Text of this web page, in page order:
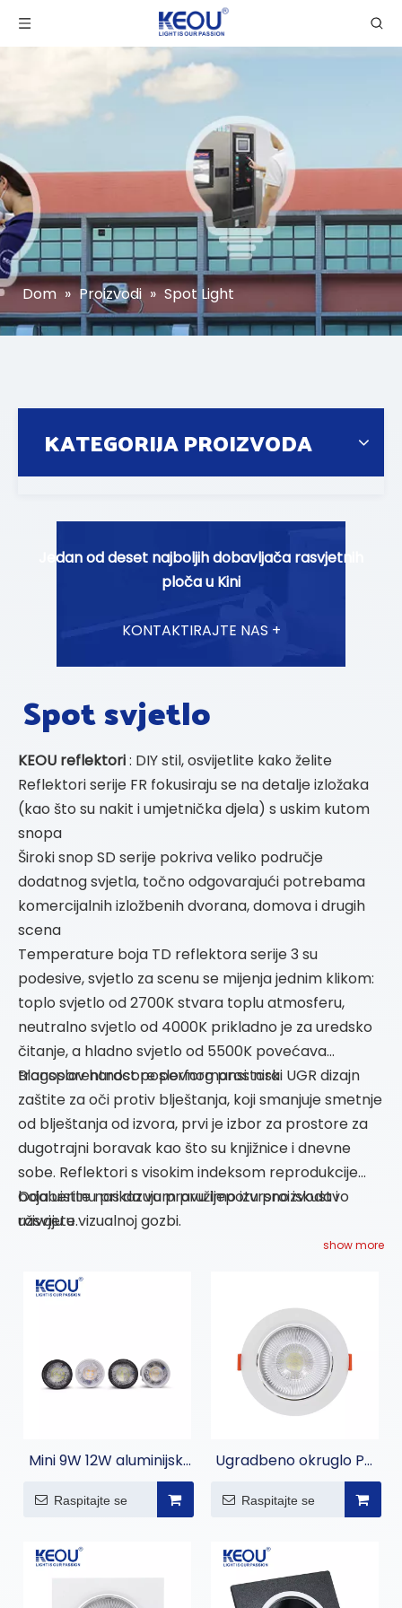
Dom » Proizvodi » Spot Light
KATEGORIJA PROIZVODA
Jedan od deset najboljih dobavljača rasvjetnih
ploča u Kini
KONTAKTIRAJTE NAS +
Spot svjetlo
KEOU reflektori: DIY stil, osvijetlite kako želite
Reflektori serije FR fokusiraju se na detalje izložaka
(kao što su nakit i umjetnička djela) s uskim kutom
snopa
Široki snop SD serije pokriva veliko područje
dodatnog svjetla, točno odgovarajući potrebama
komercijalnih izložbenih dvorana, domova i drugih
scena
Temperature boja TD reflektora serije 3 su
podesive, svjetlo za scenu se mijenja jednim klikom:
toplo svjetlo od 2700K stvara toplu atmosferu,
neutralno svjetlo od 4000K prikladno je za uredsko
čitanje, a hladno svjetlo od 5500K povećava
transparentnost poslovnog prostora
Blagoslov hardcore performansi: niski UGR dizajn
zaštite za oči protiv blještanja, koji smanjuje smetnje
od blještanja od izvora, prvi je izbor za prostore za
dugotrajni boravak kao što su knjižnice i dnevne
sobe. Reflektori s visokim indeksom reprodukcije
boja uistinu prikazuju pravu ljepotu proizvoda i
uživaju u vizualnoj gozbi.
Odaberite nas da vam pružimo izvrsno iskustvo
rasvjete.
show more
Mini 9W 12W aluminijski
Raspitajte se
Ugradbeno okruglo PC
Raspitajte se